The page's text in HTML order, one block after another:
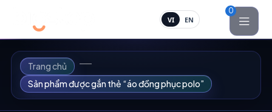
VI EN
0
Trang chủ
Sản phẩm được gắn thẻ “áo đồng phục polo”